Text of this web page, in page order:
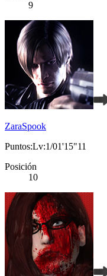
9
ZaraSpook
Puntos:Lv:1/01'15"11
Posición
10